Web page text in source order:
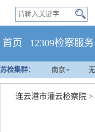
首页 12309检察服务
苏检集群： 南京
连云港市灌云检察院 >